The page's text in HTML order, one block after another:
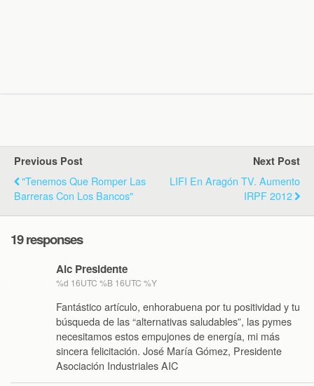
Previous Post
"Tenemos Que Romper Las
Barreras Con Los Bancos"
Next Post
LIFI En Aragón TV. Aumento
IRPF 2012
19 responses
Aic Presidente
%d 16UTC %B 16UTC %Y
Fantástico artículo, enhorabuena por tu positividad y tu
búsqueda de las “alternativas saludables”, las pymes
necesitamos estos empujones de energía, mi más
sincera felicitación. José María Gómez, Presidente
Asociación Industriales AIC